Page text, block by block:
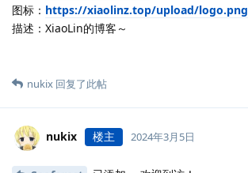
图标： https://xiaolinz.top/upload/logo.png
描述：XiaoLin的博客～
nukix 回复了此帖
nukix 楼主 2024年3月5日